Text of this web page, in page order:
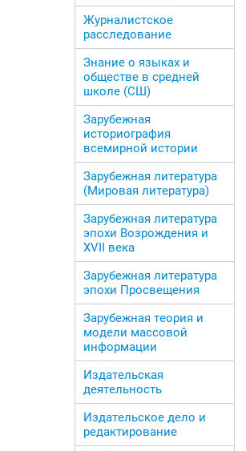
Журналистское
расследование
Знание о языках и
обществе в средней
школе (СШ)
Зарубежная
историография
всемирной истории
Зарубежная литература
(Мировая литература)
Зарубежная литература
эпохи Возрождения и
ХVII века
Зарубежная литература
эпохи Просвещения
Зарубежная теория и
модели массовой
информации
Издательская
деятельность
Издательское дело и
редактирование